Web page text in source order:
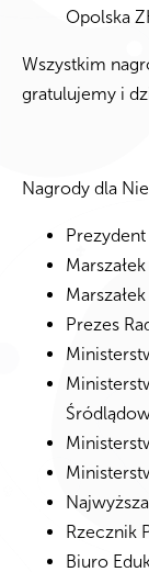
Opolska
Wszystkim
gratulujemy i
Nagrody dla
Prezes
Rzecznik
Biuro